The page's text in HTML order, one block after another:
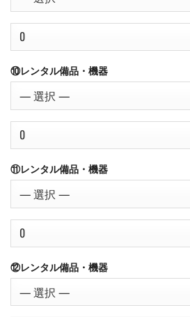
タ
機
器
⑩レンタル備品・機器
⑪レンタル備品・機器
⑫レンタル備品・機器